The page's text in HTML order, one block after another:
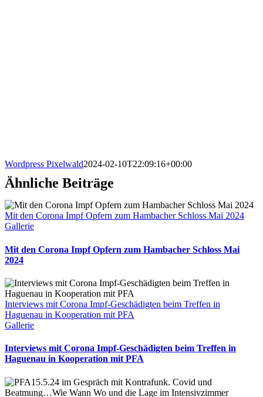
Wordpress Pixelwald2024-02-10T22:09:16+00:00
Ähnliche Beiträge
Mit den Corona Impf Opfern zum Hambacher Schloss Mai 2024
Gallerie
Mit den Corona Impf Opfern zum Hambacher Schloss Mai
2024
Interviews mit Corona Impf-Geschädigten beim Treffen in
Haguenau in Kooperation mit PFA
Gallerie
Interviews mit Corona Impf-Geschädigten beim Treffen in
Haguenau in Kooperation mit PFA